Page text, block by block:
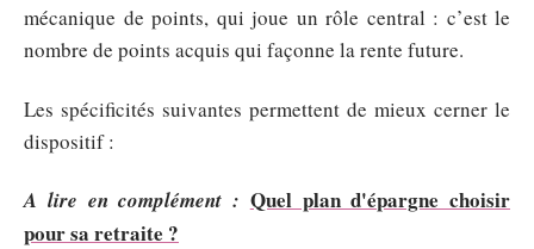
mécanique de points, qui joue un rôle central : c’est le
nombre de points acquis qui façonne la rente future.
Les spécificités suivantes permettent de mieux cerner le
dispositif :
A lire en complément : Quel plan d'épargne choisir
pour sa retraite ?